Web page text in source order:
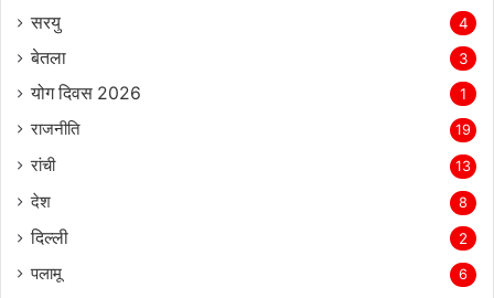
सरयु 4
बेतला 3
योग दिवस 2026 1
राजनीति 19
रांची 13
देश 8
दिल्‍ली 2
पलामू 6